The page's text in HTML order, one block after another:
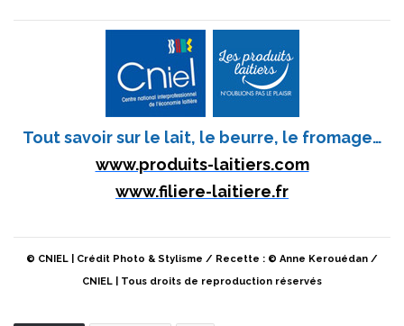
Tout savoir sur le lait, le beurre, le fromage…
www.produits-laitiers.com
www.filiere-laitiere.fr
© CNIEL | Crédit Photo & Stylisme / Recette : © Anne Kerouédan /
CNIEL | Tous droits de reproduction réservés